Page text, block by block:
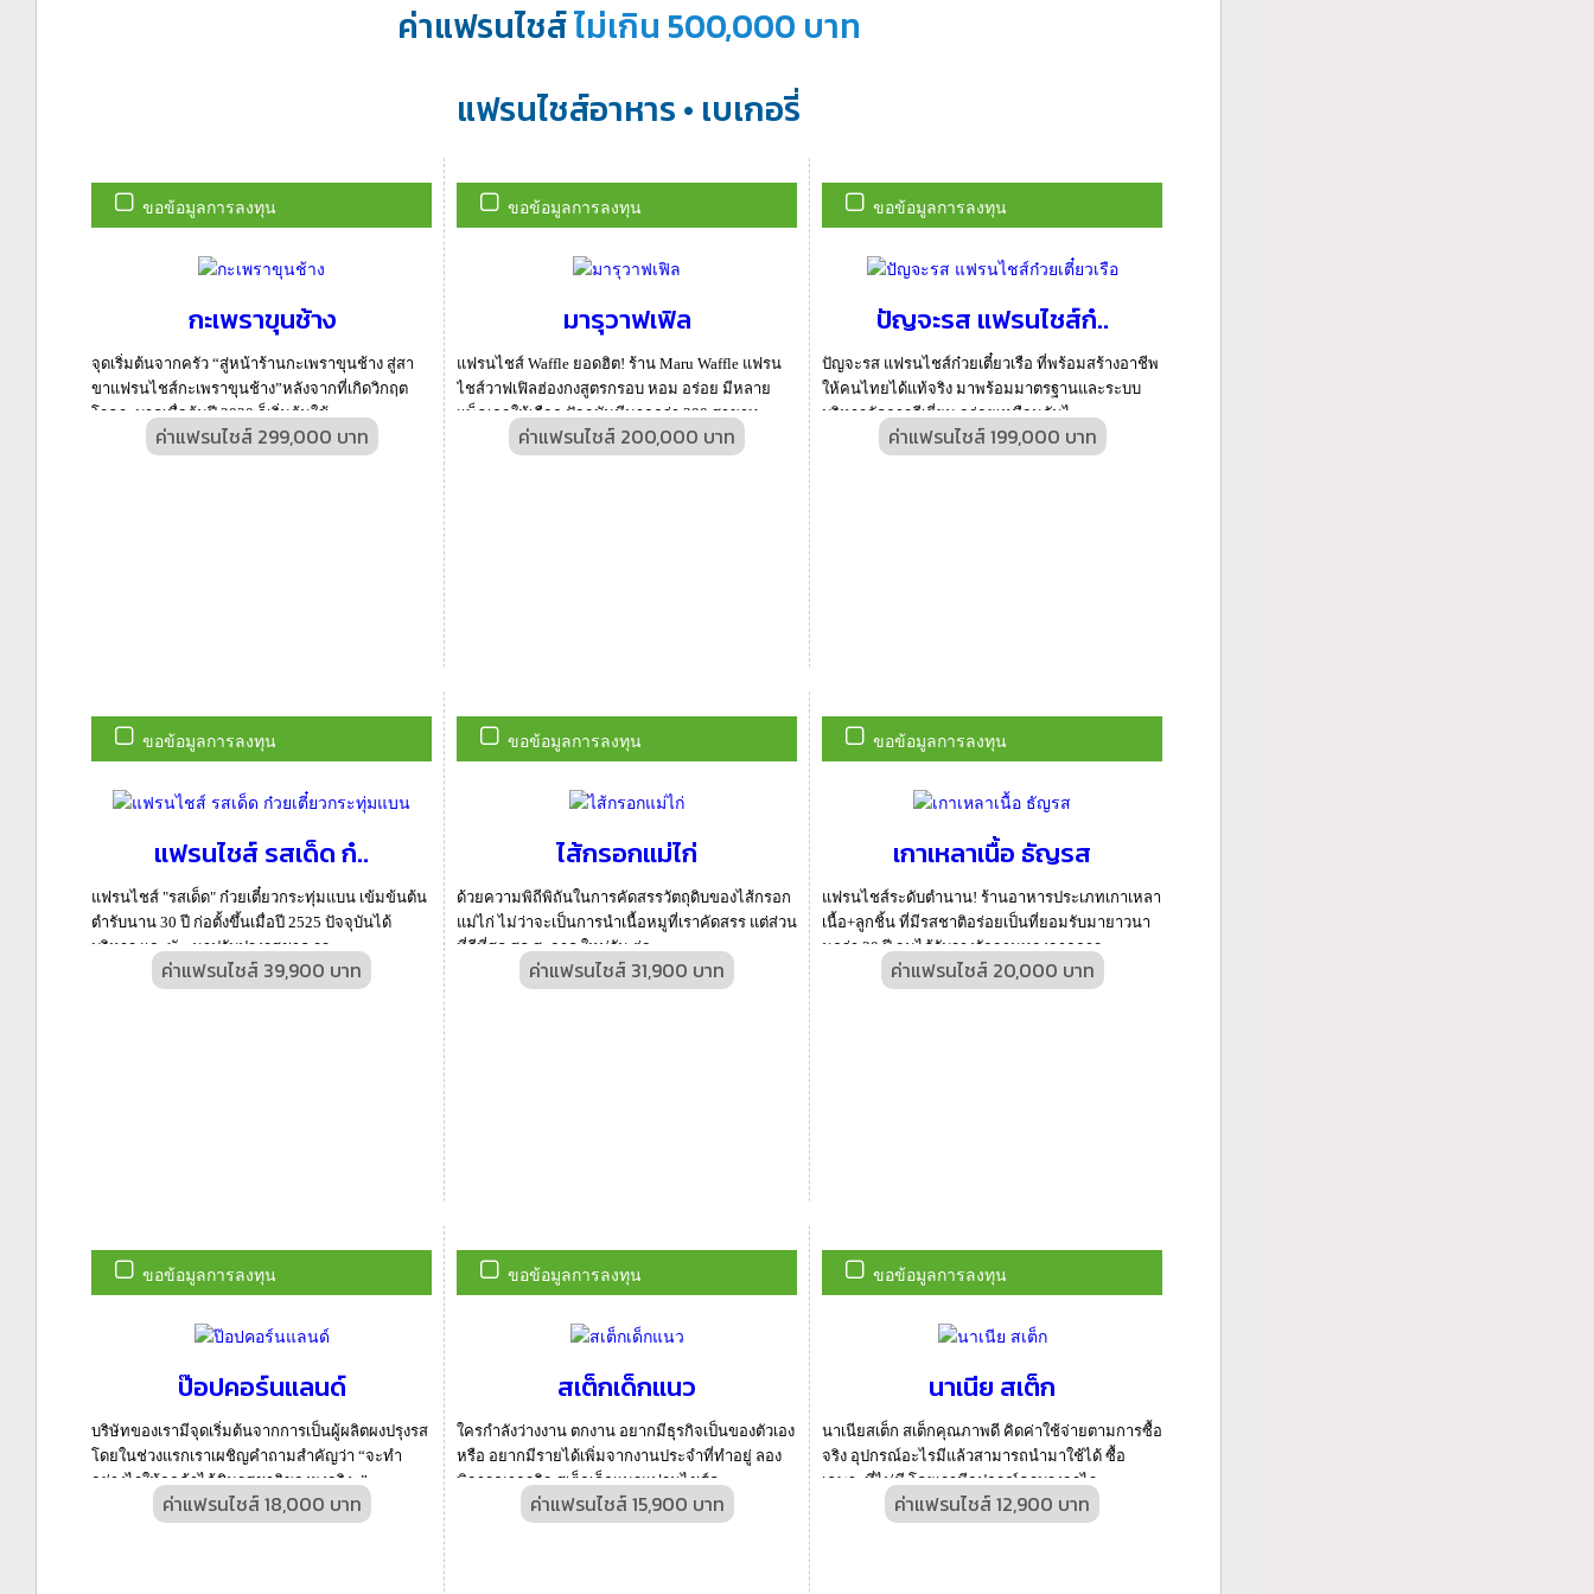
ค่าแฟรนไชส์ไม่เกิน 500,000 บาท
แฟรนไชส์อาหาร • เบเกอรี่
ขอข้อมูลการลงทุน
กะเพราขุนช้าง
จุดเริ่มต้นจากครัว “สู่หน้าร้านกะเพราขุนช้าง สู่สา
ขาแฟรนไชส์กะเพราขุนช้าง”หลังจากที่เกิดวิกฤต
โรคระบาดเมื่อต้นปี 2020 ก็เริ่มต้นใช้...
ค่าแฟรนไชส์ 299,000 บาท
ขอข้อมูลการลงทุน
มารุวาฟเฟิล
แฟรนไชส์ Waffle ยอดฮิต! ร้าน Maru Waffle แฟรน
ไชส์วาฟเฟิลฮ่องกงสูตรกรอบ หอม อร่อย มีหลาย
แพ็คเกจให้เลือก ปัจจุบันมีมากกว่า 200 สาขาท...
ค่าแฟรนไชส์ 200,000 บาท
ขอข้อมูลการลงทุน
ปัญจะรส แฟรนไชส์ก๋..
ปัญจะรส แฟรนไชส์ก๋วยเตี๋ยวเรือ ที่พร้อมสร้างอาชีพ
ให้คนไทยได้แท้จริง มาพร้อมมาตรฐานและระบบ
บริหารจัดการดีเยี่ยม อร่อยเหมือนกันไ...
ค่าแฟรนไชส์ 199,000 บาท
ขอข้อมูลการลงทุน
แฟรนไชส์ รสเด็ด ก๋..
แฟรนไชส์ "รสเด็ด" ก๋วยเตี๋ยวกระทุ่มแบน เข้มข้นต้น
ตำรับนาน 30 ปี ก่อตั้งขึ้นเมื่อปี 2525 ปัจจุบันได้
บริหาร และพัฒนาปรับปรุงรสชาด รว...
ค่าแฟรนไชส์ 39,900 บาท
ขอข้อมูลการลงทุน
ไส้กรอกแม่ไก่
ด้วยความพิถีพิถันในการคัดสรรวัตถุดิบของไส้กรอก
แม่ไก่ ไม่ว่าจะเป็นการนำเนื้อหมูที่เราคัดสรร แต่ส่วน
ที่ดีที่สุด สด สะอาด ใหม่วัน ต่อ...
ค่าแฟรนไชส์ 31,900 บาท
ขอข้อมูลการลงทุน
เกาเหลาเนื้อ ธัญรส
แฟรนไชส์ระดับตำนาน! ร้านอาหารประเภทเกาเหลา
เนื้อ+ลูกชิ้น ที่มีรสชาติอร่อยเป็นที่ยอมรับมายาวนา
นกว่า 30 ปี จนได้รับรางวัลจานทองจากการ...
ค่าแฟรนไชส์ 20,000 บาท
ขอข้อมูลการลงทุน
ป๊อปคอร์นแลนด์
บริษัทของเรามีจุดเริ่มต้นจากการเป็นผู้ผลิตผงปรุงรส
โดยในช่วงแรกเราเผชิญคำถามสำคัญว่า “จะทำ
อย่างไรให้ลูกค้าได้ชิมรสชาติของผงจริงๆ” ...
ค่าแฟรนไชส์ 18,000 บาท
ขอข้อมูลการลงทุน
สเต็กเด็กแนว
ใครกำลังว่างงาน ตกงาน อยากมีธุรกิจเป็นของตัวเอง
หรือ อยากมีรายได้เพิ่มจากงานประจำที่ทำอยู่ ลอง
พิจารณาธุรกิจ สเต็กเด็กแนวแฟรนไชส์ดู...
ค่าแฟรนไชส์ 15,900 บาท
ขอข้อมูลการลงทุน
นาเนีย สเต็ก
นาเนียสเต็ก สเต็กคุณภาพดี คิดค่าใช้จ่ายตามการซื้อ
จริง อุปกรณ์อะไรมีแล้วสามารถนำมาใช้ได้ ซื้อ
เฉพาะที่ไม่มี โดยเรามีอุปกรณ์ครบวงจรไว...
ค่าแฟรนไชส์ 12,900 บาท